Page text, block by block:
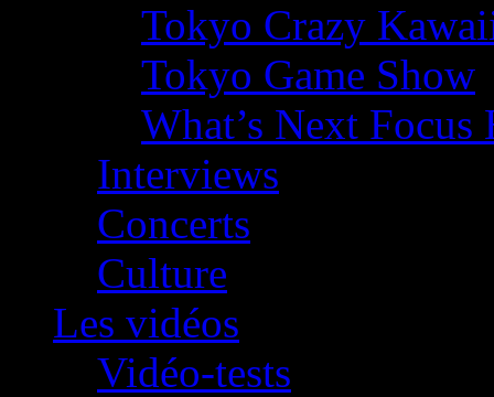
Tokyo Crazy
Tokyo Game Show
What’s Next
Interviews
Concerts
Culture
Les vidéos
Vidéo-tests